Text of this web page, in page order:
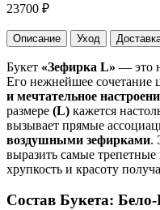
23700 ₽
Описание Уход
Букет «Зефирка L» — это
Его нежнейшее сочетание
и мечтательное
размере (L) кажется
вызывает прямые
воздушными зефирками.
выразить самые
хрупкость и красоту
Состав Букета: